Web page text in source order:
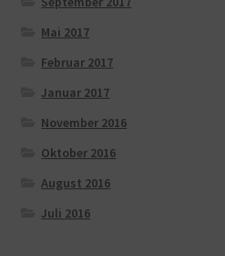
Mai 2017
Februar 2017
Januar 2017
November 2016
Oktober 2016
August 2016
Juli 2016